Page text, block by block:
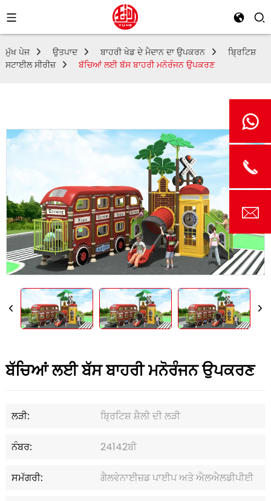
ਮੁੱਖ ਪੇਜ ਉਤਪਾਦ ਬਾਹਰੀ ਖੇਡ ਦੇ ਮੈਦਾਨ ਦਾ ਉਪਕਰਨ
ਬ੍ਰਿਟਿਸ਼
ਸਟਾਈਲ ਸੀਰੀਜ਼
ਬੱਚਿਆਂ ਲਈ ਬੱਸ ਬਾਹਰੀ ਮਨੋਰੰਜਨ ਉਪਕਰਣ
ਬੱਚਿਆਂ ਲਈ ਬੱਸ ਬਾਹਰੀ ਮਨੋਰੰਜਨ ਉਪਕਰਣ
ਲੜੀ: ਬ੍ਰਿਟਿਸ਼ ਸ਼ੈਲੀ ਦੀ ਲੜੀ
ਨੰਬਰ: 24142ਬੀ
ਸਮੱਗਰੀ: ਗੈਲਵੇਨਾਈਜ਼ਡ ਪਾਈਪ ਅਤੇ ਐਲਐਲਡੀਪੀਈ